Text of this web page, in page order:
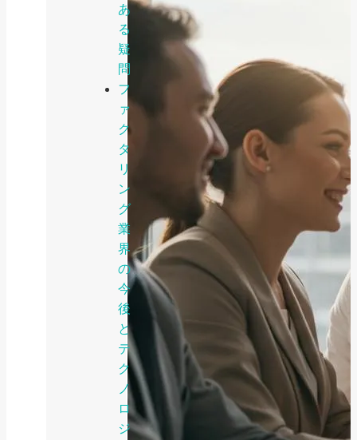
あ
る
疑
問
フ
ァ
ク
タ
リ
ン
グ
業
界
の
今
後
と
テ
ク
ノ
ロ
ジ